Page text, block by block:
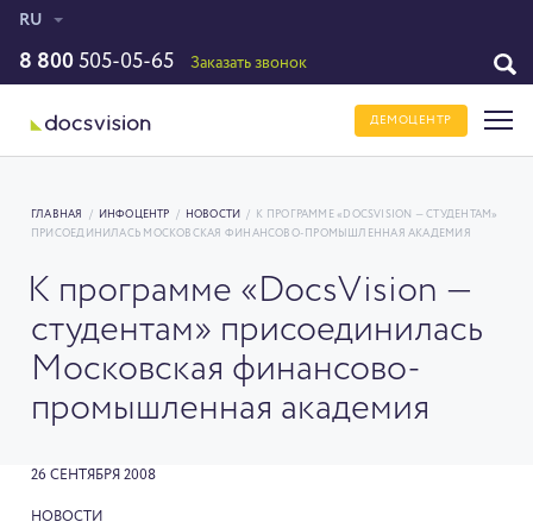
RU
8 800 505-05-65 Заказать звонок
ДЕМОЦЕНТР
ГЛАВНАЯ / ИНФОЦЕНТР / НОВОСТИ /
К ПРОГРАММЕ «DOCSVISION — СТУДЕНТАМ»
ПРИСОЕДИНИЛАСЬ МОСКОВСКАЯ ФИНАНСОВО-ПРОМЫШЛЕННАЯ АКАДЕМИЯ
К программе «DocsVision —
студентам» присоединилась
Московская финансово-
промышленная академия
26 СЕНТЯБРЯ 2008
НОВОСТИ